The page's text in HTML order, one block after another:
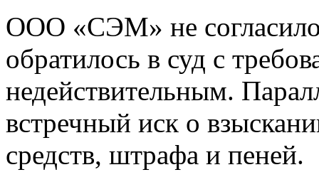
ООО «СЭМ» не
обратилось в суд с
недействительным.
встречный иск о
средств, штрафа и пеней.